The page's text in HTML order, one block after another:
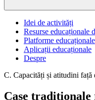
Idei de activități
Resurse educaționale
Platforme educaționale
Aplicații educaționale
Despre
C. Capacități și atitudini față
Case